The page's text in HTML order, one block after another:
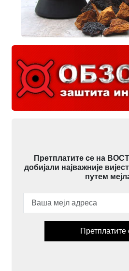
Претплатите се на
добијали најважније
путем
Претплатите